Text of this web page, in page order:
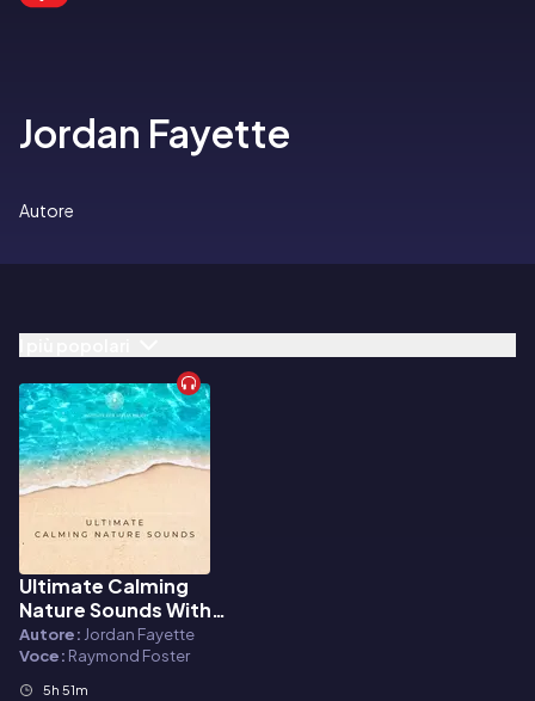
Jordan Fayette
Autore
Audiolibro
Ultimate Calming
Nature Sounds With
Calming Music For
Hypnosis, Meditation,
Energy Work, Deep
Autore: Jordan Fayette
Voce: Raymond Foster
5h 51m